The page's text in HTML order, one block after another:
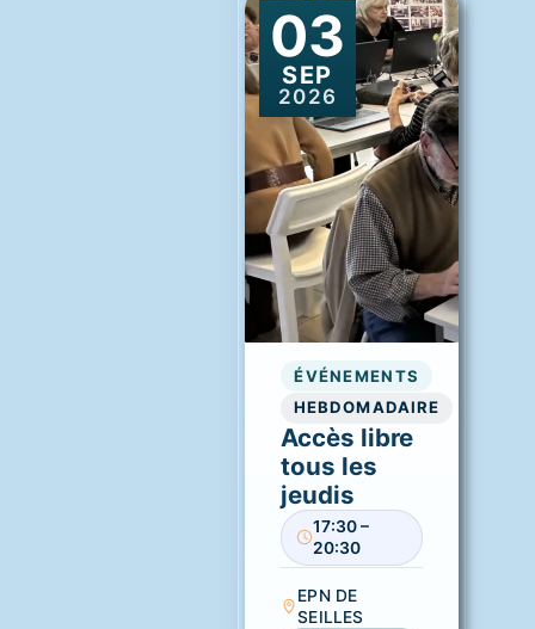
03
SEP
2026
ÉVÉNEMENTS
HEBDOMADAIRE
Accès libre
tous les
jeudis
17:30 –
20:30
EPN DE
SEILLES